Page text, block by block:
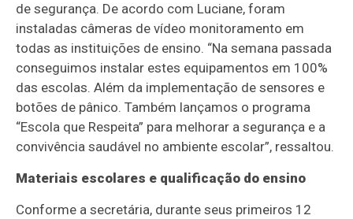
de segurança. De acordo com Luciane, foram
instaladas câmeras de vídeo monitoramento em
todas as instituições de ensino. “Na semana passada
conseguimos instalar estes equipamentos em 100%
das escolas. Além da implementação de sensores e
botões de pânico. Também lançamos o programa
“Escola que Respeita” para melhorar a segurança e a
convivência saudável no ambiente escolar”, ressaltou.
Materiais escolares e qualificação do ensino
Conforme a secretária, durante seus primeiros 12